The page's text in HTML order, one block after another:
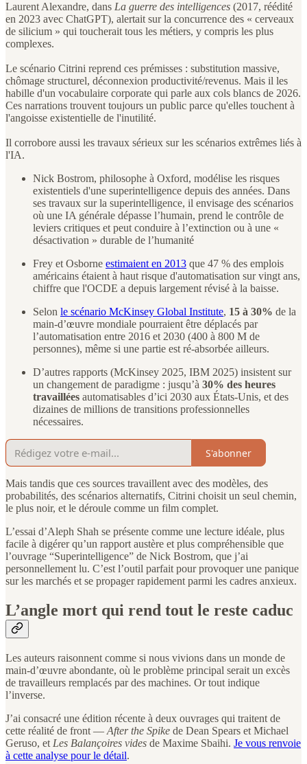
Laurent Alexandre, dans La guerre des intelligences (2017, réédité
en 2023 avec ChatGPT), alertait sur la concurrence des « cerveaux
de silicium » qui toucherait tous les métiers, y compris les plus
complexes.
Le scénario Citrini reprend ces prémisses : substitution massive,
chômage structurel, déconnexion productivité/revenus. Mais il les
habille d'un vocabulaire corporate qui parle aux cols blancs de 2026.
Ces narrations trouvent toujours un public parce qu'elles touchent à
l'angoisse existentielle de l'inutilité.
Il corrobore aussi les travaux sérieux sur les scénarios extrêmes liés à
l'IA.
Nick Bostrom, philosophe à Oxford, modélise les risques
existentiels d'une superintelligence depuis des années. Dans
ses travaux sur la superintelligence, il envisage des scénarios
où une IA générale dépasse l’humain, prend le contrôle de
leviers critiques et peut conduire à l’extinction ou à une «
désactivation » durable de l’humanité
Frey et Osborne estimaient en 2013 que 47 % des emplois
américains étaient à haut risque d'automatisation sur vingt ans,
chiffre que l'OCDE a depuis largement révisé à la baisse.
Selon le scénario McKinsey Global Institute, 15 à 30% de la
main‑d’œuvre mondiale pourraient être déplacés par
l’automatisation entre 2016 et 2030 (400 à 800 M de
personnes), même si une partie est ré‑absorbée ailleurs.
D’autres rapports (McKinsey 2025, IBM 2025) insistent sur
un changement de paradigme : jusqu’à 30% des heures
travaillées automatisables d’ici 2030 aux États‑Unis, et des
dizaines de millions de transitions professionnelles
nécessaires.
S'abonner
Mais tandis que ces sources travaillent avec des modèles, des
probabilités, des scénarios alternatifs, Citrini choisit un seul chemin,
le plus noir, et le déroule comme un film complet.
L’essai d’Aleph Shah se présente comme une lecture idéale, plus
facile à digérer qu’un rapport austère et plus compréhensible que
l’ouvrage “Superintelligence” de Nick Bostrom, que j’ai
personnellement lu. C’est l’outil parfait pour provoquer une panique
sur les marchés et se propager rapidement parmi les cadres anxieux.
L’angle mort qui rend tout le reste caduc
Les auteurs raisonnent comme si nous vivions dans un monde de
main-d’œuvre abondante, où le problème principal serait un excès
de travailleurs remplacés par des machines. Or tout indique
l’inverse.
J’ai consacré une édition récente à deux ouvrages qui traitent de
cette réalité de front — After the Spike de Dean Spears et Michael
Geruso, et Les Balançoires vides de Maxime Sbaihi. Je vous renvoie
à cette analyse pour le détail.